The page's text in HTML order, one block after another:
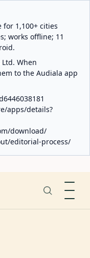
1,100+ cities
works offline; 11
When
to the Audiala app
apps/details?
download/
editorial-process/